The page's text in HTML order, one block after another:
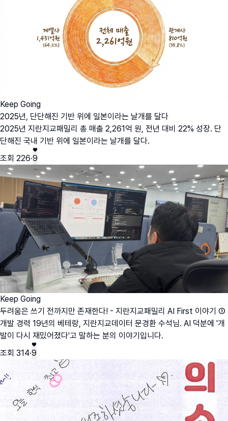
Keep Going
2025년, 단단해진 기반 위에 일본이라는 날개를 달다
2025년 지란지교패밀리 총 매출 2,261억 원, 전년 대비 22% 성장. 단
단해진 국내 기반 위에 일본이라는 날개를 달다.
조회 226·9
Keep Going
두려움은 쓰기 전까지만 존재한다! - 지란지교패밀리 AI First 이야기 ①
개발 경력 19년의 베테랑, 지란지교데이터 문경환 수석님. AI 덕분에 '개
발이 다시 재밌어졌다'고 말하는 분의 이야기입니다.
조회 314·9